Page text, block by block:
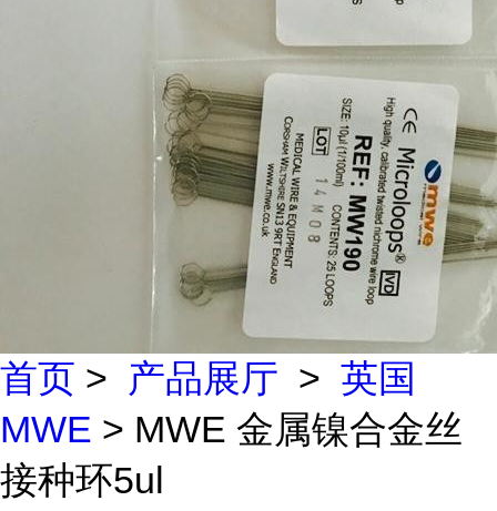
首页 > 产品展厅 > 英国
MWE > MWE 金属镍合金丝
接种环5ul